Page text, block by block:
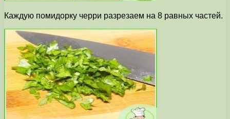
Каждую помидорку черри разрезаем на 8 равных частей.